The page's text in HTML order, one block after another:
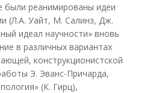
были реанимированы идеи
(Л.А. Уайт, М. Салинз, Дж.
идеал научности» вновь
в различных вариантах
конструкционистской
Э. Эванс-Причарда,
(К. Гирц),